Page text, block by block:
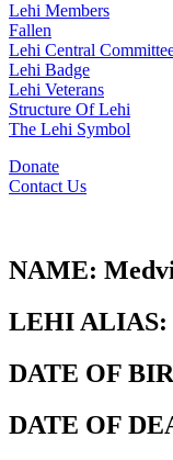
Lehi Members
Fallen
Lehi Central
Lehi Badge
Lehi Veterans
Structure Of Lehi
The Lehi Symbol
Donate
Contact Us
NAME:
LEHI ALIAS:
DATE OF
DATE OF